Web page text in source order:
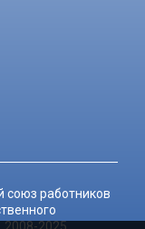
работников